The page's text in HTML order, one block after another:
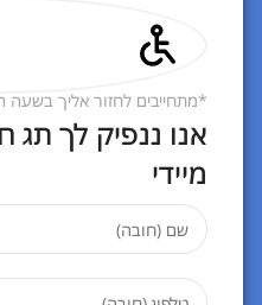
*מתחייבים לחזור אליך בשעה
אנו ננפיק לך תג
מיידי